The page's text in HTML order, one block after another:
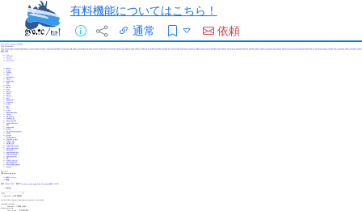
有料機能についてはこちら！
通常
依頼